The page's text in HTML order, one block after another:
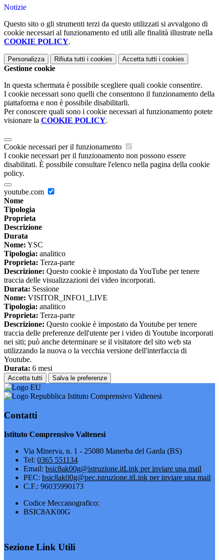
Notizie
Questo sito o gli strumenti terzi da questo utilizzati si avvalgono di
cookie necessari al funzionamento ed utili alle finalità illustrate nella
COOKIE POLICY.
Personalizza Rifiuta tutti i cookies Accetta tutti i cookies
Gestione cookie
In questa schermata è possibile scegliere quali cookie consentire.
I cookie necessari sono quelli che consentono il funzionamento della
piattaforma e non è possibile disabilitarli.
Per conoscere quali sono i cookie necessari al funzionamento potete
visionare la COOKIE POLICY.
Cookie necessari per il funzionamento
I cookie necessari per il funzionamento non possono essere
disabilitati. È possibile consultare l'elenco nella pagina della cookie
policy.
youtube.com
Nome
Tipologia
Proprieta
Descrizione
Durata
Nome: YSC
Tipologia: analitico
Proprieta: Terza-parte
Descrizione: Questo cookie è impostato da YouTube per tenere
traccia delle visualizzazioni dei video incorporati.
Durata: Sessione
Nome: VISITOR_INFO1_LIVE
Tipologia: analitico
Proprieta: Terza-parte
Descrizione: Questo cookie è impostato da Youtube per tenere
traccia delle preferenze dell'utente per i video di Youtube incorporati
nei siti; può anche determinare se il visitatore del sito web sta
utilizzando la nuova o la vecchia versione dell'interfaccia di
Youtube.
Durata: 6 mesi
Accetta tutti Salva le preferenze
Istituto Comprensivo Valtenesi
Contatti
Istituto Comprensivo Valtenesi
Via Minerva, n. 1 - 25080 Manerba del Garda (BS)
Tel: 0365 551134
Email: bsic8ak00g@istruzione.itLink per inviare una mail
PEC: bsic8ak00g@pec.istruzione.itLink per inviare una mail
C.F.: 96035990173
Codice Meccanografico:
BSIC8AK00G
Sezione Link Utili